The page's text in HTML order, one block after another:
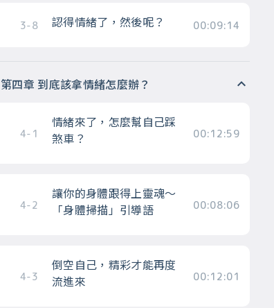
3-8 認得情緒了，然後呢？ 00:09:14
第四章 到底該拿情緒怎麼辦？
4-1
情緒來了，怎麼幫自己踩
煞車？
00:12:59
4-2
讓你的身體跟得上靈魂～
「身體掃描」引導語
00:08:06
4-3
倒空自己，精彩才能再度
流進來
00:12:01